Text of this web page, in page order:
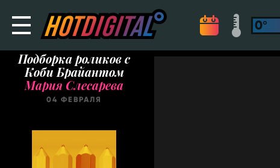
Подборка роликов с
Коби Брайантом
Мария Слесарева
04 ФЕВРАЛЯ